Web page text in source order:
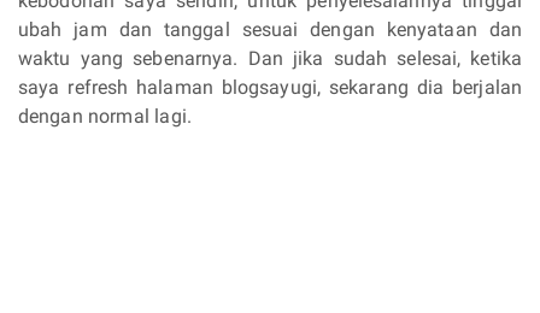
ubah jam dan tanggal sesuai dengan kenyataan dan
waktu yang sebenarnya. Dan jika sudah selesai, ketika
saya refresh halaman blogsayugi, sekarang dia berjalan
dengan normal lagi.